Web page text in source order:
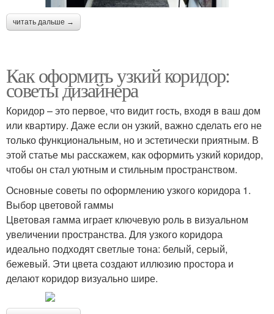
читать дальше →
Как оформить узкий коридор:
советы дизайнера
Коридор – это первое, что видит гость, входя в ваш дом
или квартиру. Даже если он узкий, важно сделать его не
только функциональным, но и эстетически приятным. В
этой статье мы расскажем, как оформить узкий коридор,
чтобы он стал уютным и стильным пространством.
Основные советы по оформлению узкого коридора 1.
Выбор цветовой гаммы
Цветовая гамма играет ключевую роль в визуальном
увеличении пространства. Для узкого коридора
идеально подходят светлые тона: белый, серый,
бежевый. Эти цвета создают иллюзию простора и
делают коридор визуально шире.